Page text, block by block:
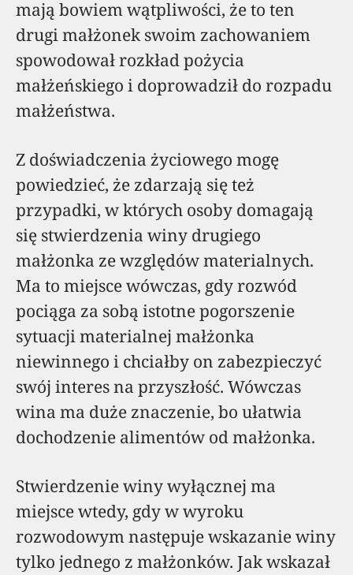
mają bowiem wątpliwości, że to ten
drugi małżonek swoim zachowaniem
spowodował rozkład pożycia
małżeńskiego i doprowadził do rozpadu
małżeństwa.
Z doświadczenia życiowego mogę
powiedzieć, że zdarzają się też
przypadki, w których osoby domagają
się stwierdzenia winy drugiego
małżonka ze względów materialnych.
Ma to miejsce wówczas, gdy rozwód
pociąga za sobą istotne pogorszenie
sytuacji materialnej małżonka
niewinnego i chciałby on zabezpieczyć
swój interes na przyszłość. Wówczas
wina ma duże znaczenie, bo ułatwia
dochodzenie alimentów od małżonka.
Stwierdzenie winy wyłącznej ma
miejsce wtedy, gdy w wyroku
rozwodowym następuje wskazanie winy
tylko jednego z małżonków. Jak wskazał